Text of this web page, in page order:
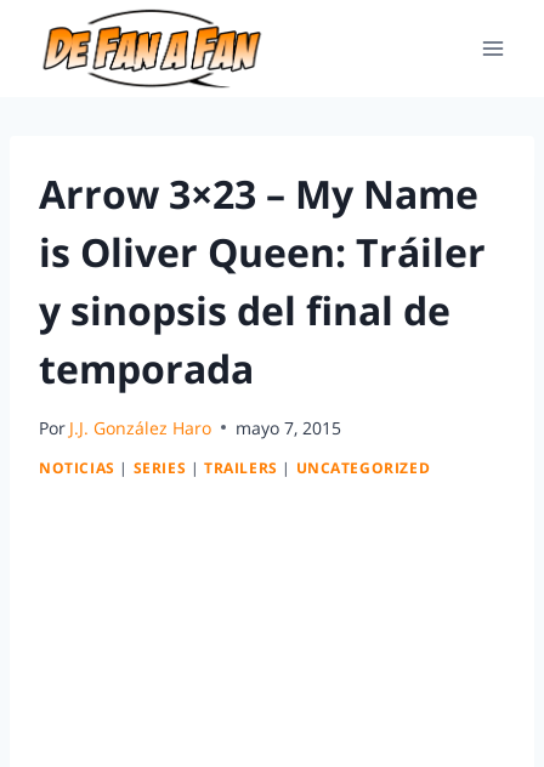
Arrow 3×23 – My Name
is Oliver Queen: Tráiler
y sinopsis del final de
temporada
Por J.J. González Haro mayo 7, 2015
NOTICIAS | SERIES | TRAILERS | UNCATEGORIZED